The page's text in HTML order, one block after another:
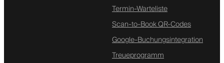
Termin-Warteliste
Scan-to-Book QR-Codes
Google-Buchungsintegration
Treueprogramm